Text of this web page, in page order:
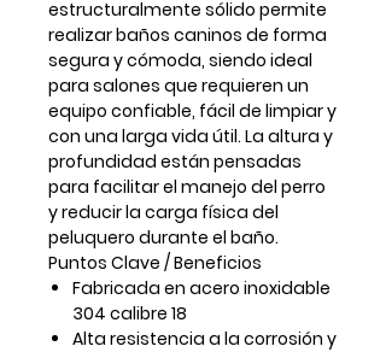
estructuralmente sólido permite
realizar baños caninos de forma
segura y cómoda, siendo ideal
para salones que requieren un
equipo confiable, fácil de limpiar y
con una larga vida útil. La altura y
profundidad están pensadas
para facilitar el manejo del perro
y reducir la carga física del
peluquero durante el baño.
Puntos Clave / Beneficios
Fabricada en acero inoxidable
304 calibre 18
Alta resistencia a la corrosión y